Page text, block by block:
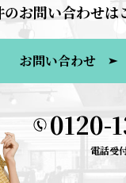
のお問い合わせは
お問い合わせ
0120-
電話受